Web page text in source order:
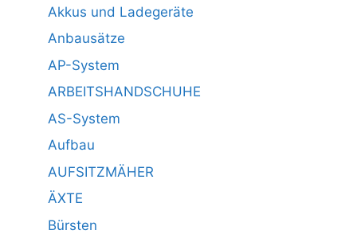
Akkus und Ladegeräte
Anbausätze
AP-System
ARBEITSHANDSCHUHE
AS-System
Aufbau
AUFSITZMÄHER
ÄXTE
Bürsten